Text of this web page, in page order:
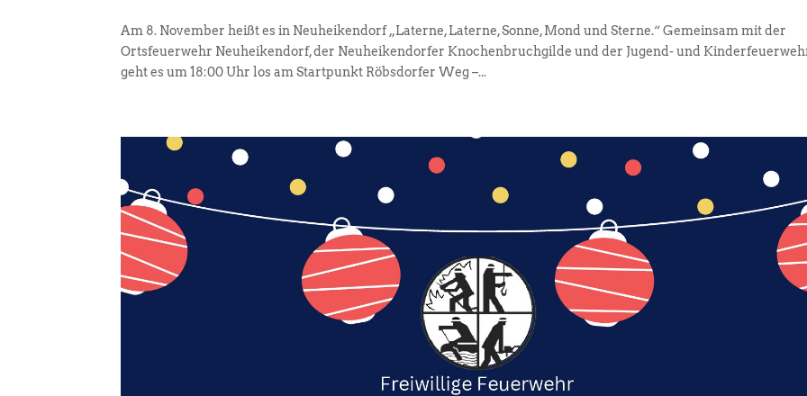
Am 8. November heißt es in Neuheikendorf „Laterne, Laterne, Sonne, Mond und Sterne.“ Gemeinsam mit der
Ortsfeuerwehr Neuheikendorf, der Neuheikendorfer Knochenbruchgilde und der Jugend- und
geht es um 18:00 Uhr los am Startpunkt Röbsdorfer Weg –...